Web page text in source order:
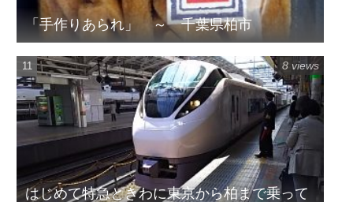
「手作りあられ」 ～ 千葉県柏市
はじめて特急ときわに東京から柏まで乗って
8 views